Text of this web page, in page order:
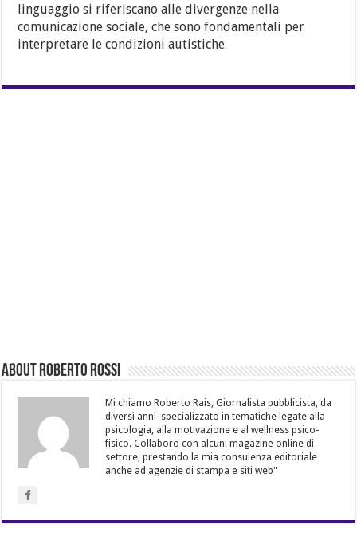
linguaggio si riferiscano alle divergenze nella
comunicazione sociale, che sono fondamentali per
interpretare le condizioni autistiche.
About Roberto Rossi
Mi chiamo Roberto Rais, Giornalista pubblicista, da
diversi anni specializzato in tematiche legate alla
psicologia, alla motivazione e al wellness psico-
fisico. Collaboro con alcuni magazine online di
settore, prestando la mia consulenza editoriale
anche ad agenzie di stampa e siti web"